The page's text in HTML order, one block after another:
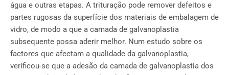
água e outras etapas. A trituração pode remover defeitos e
partes rugosas da superfície dos materiais de embalagem de
vidro, de modo a que a camada de galvanoplastia
subsequente possa aderir melhor. Num estudo sobre os
factores que afectam a qualidade da galvanoplastia,
verificou-se que a adesão da camada de galvanoplastia dos